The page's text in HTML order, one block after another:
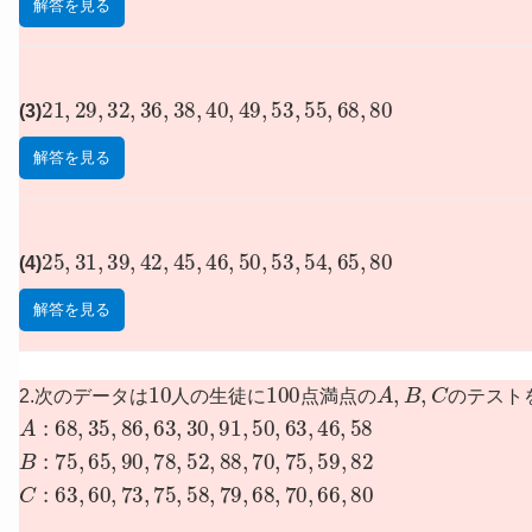
解答を見る
(3)
21 29 32 36 38 40 49 53, 55, 68, 80
解答を見る
(4)
25 31 39 42 45 46 50 53, 54, 65, 80
解答を見る
2.次のデータは
10
人の生徒に
100
点満点の
A,B,C
のテスト
A 68,35,86,63,30,91,50,63,46,58
B: 75,65,90,78,52,88,70,75,59,82
C: 63,60,73,75,58,79,68,70,66,80